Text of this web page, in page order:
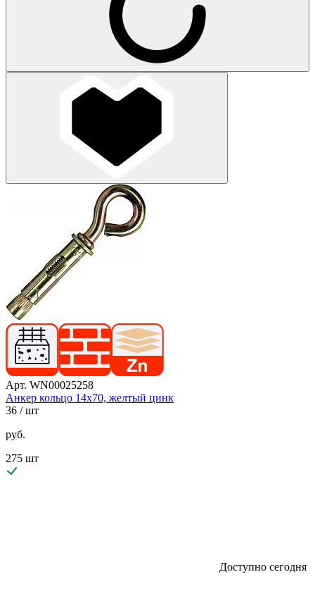
Арт. WN00025258
Анкер кольцо 14х70, желтый цинк
36 / шт
руб.
275 шт
Доступно сегодня